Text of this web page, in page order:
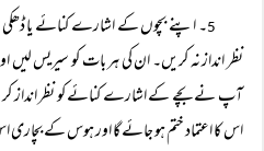
5۔ اپنے بچوں کے اشارے کنائے یا ڈھکی
نظر انداز نہ کریں۔ ان کی ہر بات کو سیریس لیں
آپ نے بچے کے اشارے کنائے کو نظر انداز کر
اس کا اعتماد ختم ہو جائے گا اور ہوس کے